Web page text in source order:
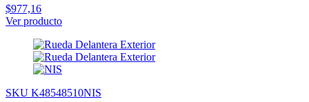
$977,16
Ver producto
SKU K48548510NIS